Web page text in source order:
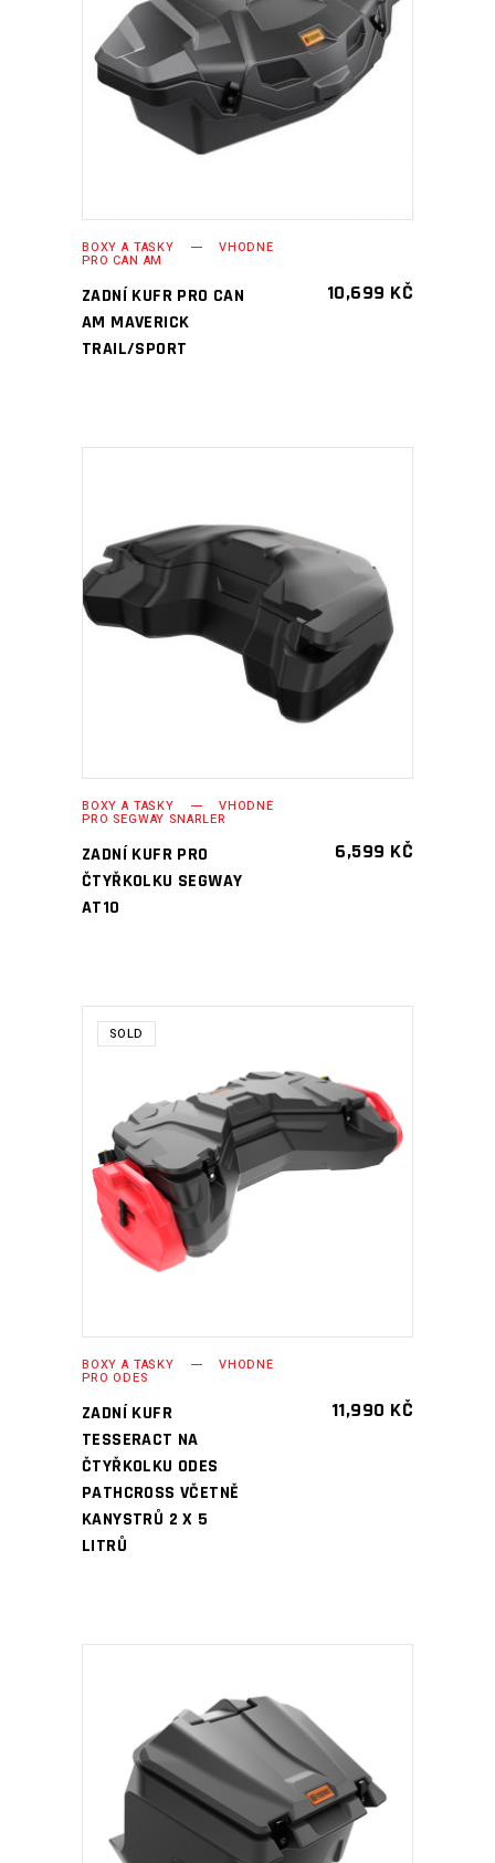
PŘIDAT DO KOŠÍKU
BOXY A TAŠKY VHODNÉ
PRO CAN AM
ZADNÍ KUFR PRO CAN
AM MAVERICK
TRAIL/SPORT
10,699 KČ
PŘIDAT DO KOŠÍKU
BOXY A TAŠKY VHODNÉ
PRO SEGWAY SNARLER
ZADNÍ KUFR PRO
ČTYŘKOLKU SEGWAY
AT10
6,599 KČ
SOLD
ČTĚTE VÍCE
BOXY A TAŠKY VHODNÉ
PRO ODES
ZADNÍ KUFR
TESSERACT NA
ČTYŘKOLKU ODES
PATHCROSS VČETNĚ
KANYSTRŮ 2 X 5
LITRŮ
11,990 KČ
PŘIDAT DO KOŠÍKU